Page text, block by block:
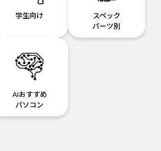
学生向け
スペック
パーツ別
AIおすすめ
パソコン